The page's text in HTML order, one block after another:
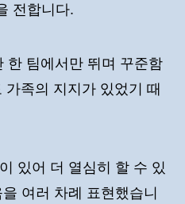
전합니다.
한 팀에서만 뛰며 꾸준함
족의 지지가 있었기 때
있어 더 열심히 할 수 있
여러 차례 표현했습니